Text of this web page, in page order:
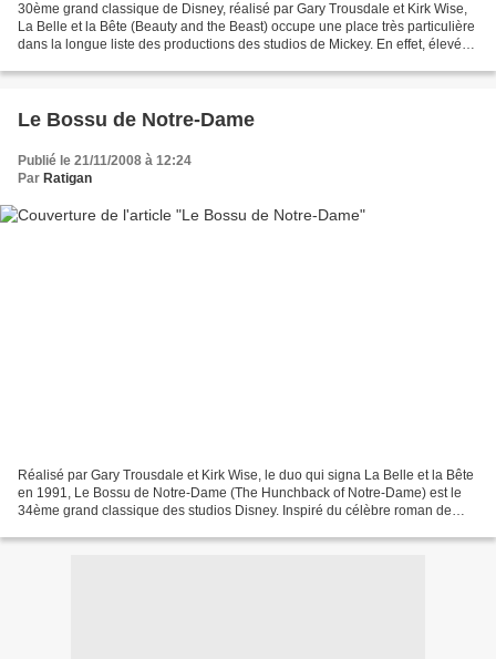
30ème grand classique de Disney, réalisé par Gary Trousdale et Kirk Wise,
La Belle et la Bête (Beauty and the Beast) occupe une place très particulière
dans la longue liste des productions des studios de Mickey. En effet, élevé
Le Bossu de Notre-Dame
Publié le 21/11/2008 à 12:24
Par Ratigan
Réalisé par Gary Trousdale et Kirk Wise, le duo qui signa La Belle et la Bête
en 1991, Le Bossu de Notre-Dame (The Hunchback of Notre-Dame) est le
34ème grand classique des studios Disney. Inspiré du célèbre roman de